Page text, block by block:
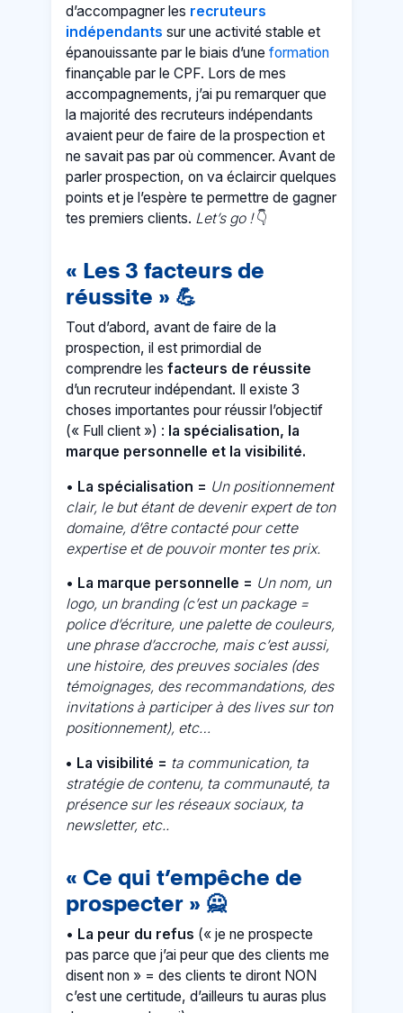
d’accompagner les recruteurs
indépendants sur une activité stable et
épanouissante par le biais d’uneformation
finançable par le CPF. Lors de mes
accompagnements, j’ai pu remarquer que
la majorité des recruteurs indépendants
avaient peur de faire de la prospection et
ne savait pas par où commencer. Avant de
parler prospection, on va éclaircir quelques
points et je l’espère te permettre de gagner
tes premiers clients. Let’s go !👇
« Les 3 facteurs de
réussite » 💪
Tout d’abord, avant de faire de la
prospection, il est primordial de
comprendre lesfacteurs de réussite
d’un recruteur indépendant. Il existe 3
choses importantes pour réussir l’objectif
(« Full client ») : la spécialisation, la
marque personnelle et la visibilité.
• La spécialisation = Un positionnement
clair, le but étant de devenir expert de ton
domaine, d’être contacté pour cette
expertise et de pouvoir monter tes prix.
• La marque personnelle = Un nom, un
logo, un branding (c’est un package =
police d’écriture, une palette de couleurs,
une phrase d’accroche, mais c’est aussi,
une histoire, des preuves sociales (des
témoignages, des recommandations, des
invitations à participer à des lives sur ton
positionnement), etc…
• La visibilité = ta communication, ta
stratégie de contenu, ta communauté, ta
présence sur les réseaux sociaux, ta
newsletter, etc..
« Ce qui t’empêche de
prospecter » 🙅
• La peur du refus (« je ne prospecte
pas parce que j’ai peur que des clients me
disent non » = des clients te diront NON
c’est une certitude, d’ailleurs tu auras plus